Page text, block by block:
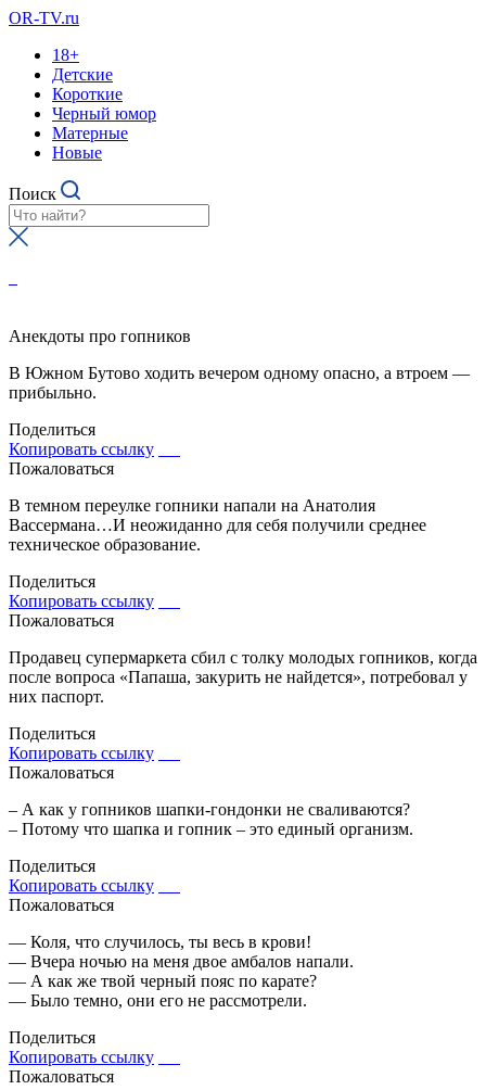
OR-TV.ru
18+
Детские
Короткие
Черный юмор
Матерные
Новые
Поиск
Анекдоты про гопников
В Южном Бутово ходить вечером одному опасно, а втроем —
прибыльно.
Поделиться
Копировать ссылку
Пожаловаться
В темном переулке гопники напали на Анатолия
Вассермана…И неожиданно для себя получили среднее
техническое образование.
Поделиться
Копировать ссылку
Пожаловаться
Продавец супермаркета сбил с толку молодых гопников, когда
после вопроса «Папаша, закурить не найдется», потребовал у
них паспорт.
Поделиться
Копировать ссылку
Пожаловаться
– А как у гопников шапки-гондонки не сваливаются?
– Потому что шапка и гопник – это единый организм.
Поделиться
Копировать ссылку
Пожаловаться
— Коля, что случилось, ты весь в крови!
— Вчера ночью на меня двое амбалов напали.
— А как же твой черный пояс по карате?
— Было темно, они его не рассмотрели.
Поделиться
Копировать ссылку
Пожаловаться